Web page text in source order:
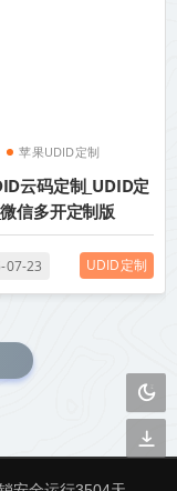
苹果UDID定制
UDID定制版微信
云码定制_UDID定
信多开定制版
07-23 UDID定制